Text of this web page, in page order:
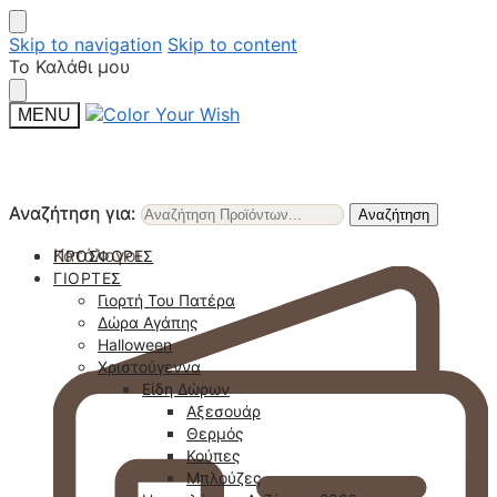
Skip to navigation Skip to content
Το Καλάθι μου
MENU
Αναζήτηση για: Αναζήτηση
Κατάλογοι
Αναζήτηση για: Αναζήτηση
ΠΡΟΣΦΟΡΈΣ
ΓΙΟΡΤΈΣ
Γιορτή Του Πατέρα
Δώρα Αγάπης
Halloween
Χριστούγεννα
Είδη Δώρων
Αξεσουάρ
Θερμός
Κούπες
Μπλούζες